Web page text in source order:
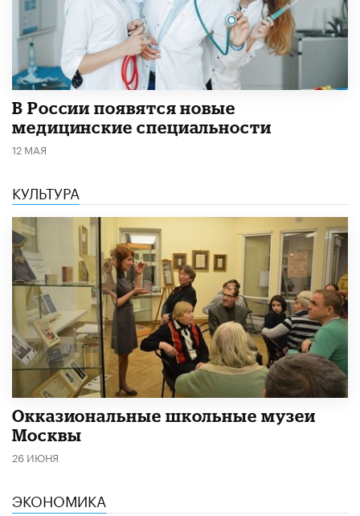
В России появятся новые
медицинские специальности
12 МАЯ
КУЛЬТУРА
​Окказиональные школьные музеи
Москвы
26 ИЮНЯ
ЭКОНОМИКА